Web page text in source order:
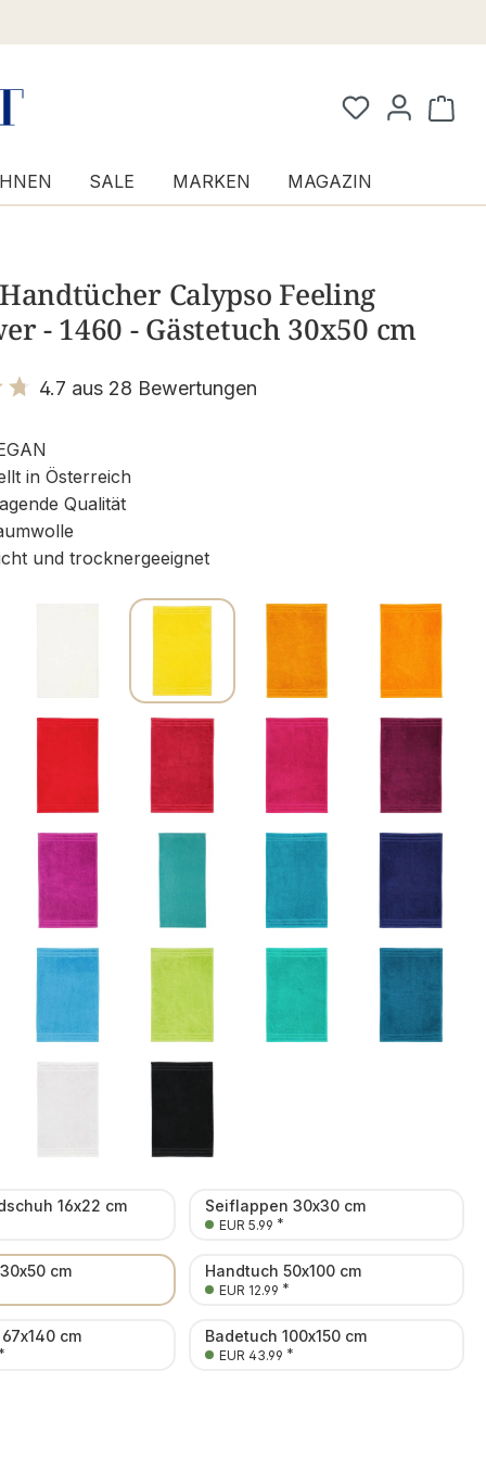
SALE MARKEN MAGAZIN
Calypso Feeling
- 1460 - Gästetuch 30x50 cm
4.7 aus 28 Bewertungen
in Österreich
Qualität
und trocknergeeignet
16x22 cm Seiflappen 30x30 cm
EUR 5.99 *
cm Handtuch 50x100 cm
EUR 12.99 *
cm
*
Badetuch 100x150 cm
EUR 43.99 *